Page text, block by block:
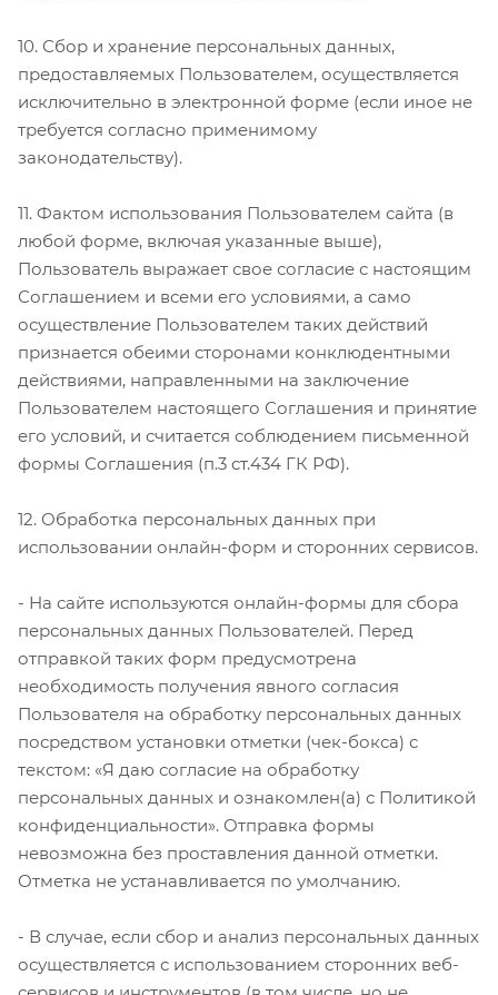
10. Сбор и хранение персональных данных,
предоставляемых Пользователем, осуществляется
исключительно в электронной форме (если иное не
требуется согласно применимому
законодательству).
11. Фактом использования Пользователем сайта (в
любой форме, включая указанные выше),
Пользователь выражает свое согласие с настоящим
Соглашением и всеми его условиями, а само
осуществление Пользователем таких действий
признается обеими сторонами конклюдентными
действиями, направленными на заключение
Пользователем настоящего Соглашения и принятие
его условий, и считается соблюдением письменной
формы Соглашения (п.3 ст.434 ГК РФ).
12. Обработка персональных данных при
использовании онлайн-форм и сторонних сервисов.
- На сайте используются онлайн-формы для сбора
персональных данных Пользователей. Перед
отправкой таких форм предусмотрена
необходимость получения явного согласия
Пользователя на обработку персональных данных
посредством установки отметки (чек-бокса) с
текстом: «Я даю согласие на обработку
персональных данных и ознакомлен(а) с Политикой
конфиденциальности». Отправка формы
невозможна без проставления данной отметки.
Отметка не устанавливается по умолчанию.
- В случае, если сбор и анализ персональных данных
осуществляется с использованием сторонних веб-